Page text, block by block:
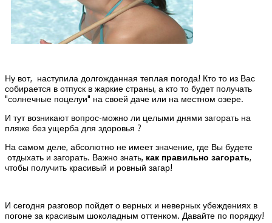
Ну вот, наступила долгожданная теплая погода! Кто то из Вас
собирается в отпуск в жаркие страны, а кто то будет получать
"солнечные поцелуи" на своей даче или на местном озере.
И тут возникают вопрос-можно ли целыми днями загорать на
пляже без ущерба для здоровья ?
На самом деле, абсолютно не имеет значение, где Вы будете
отдыхать и загорать. Важно знать, как правильно загорать,
чтобы получить красивый и ровный загар!
И сегодня разговор пойдет о верных и неверных убеждениях в
погоне за красивым шоколадным оттенком. Давайте по порядку!